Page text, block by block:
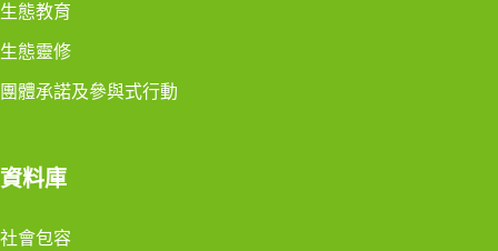
生態教育
生態靈修
團體承諾及參與式行動
資料庫
社會包容